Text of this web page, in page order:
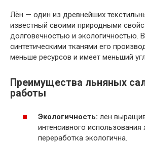
Лён — один из древнейших
известный своими природными
долговечностью и экологичностью.
синтетическими тканями его
меньше ресурсов и имеет меньший
Преимущества льняных
работы
Экологичность: лен
интенсивного использования
переработка экологична.